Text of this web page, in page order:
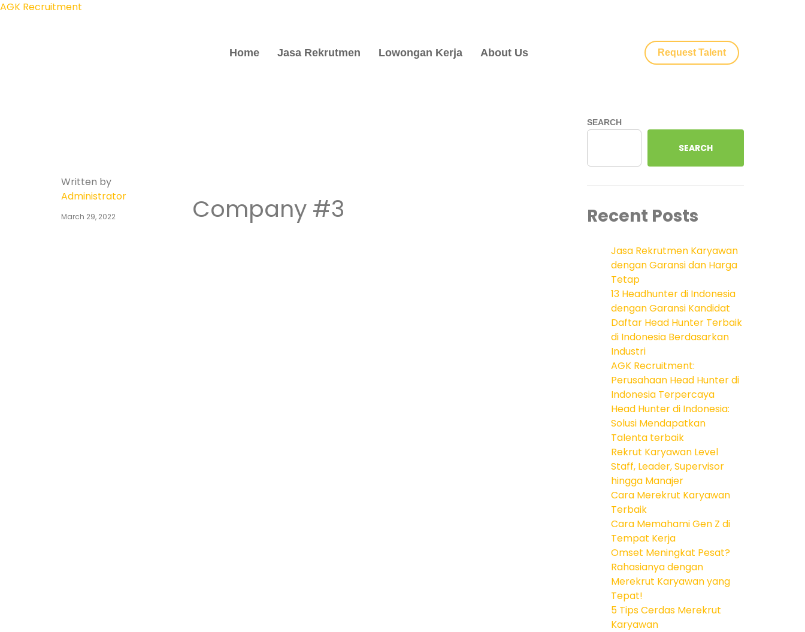
AGK Recruitment
Home Jasa Rekrutmen Lowongan Kerja About Us Request Talent
Written by
Administrator
March 29, 2022 Company #3
SEARCH
SEARCH
Recent Posts
Jasa Rekrutmen Karyawan
dengan Garansi dan Harga
Tetap
13 Headhunter di Indonesia
dengan Garansi Kandidat
Daftar Head Hunter Terbaik
di Indonesia Berdasarkan
Industri
AGK Recruitment:
Perusahaan Head Hunter di
Indonesia Terpercaya
Head Hunter di Indonesia:
Solusi Mendapatkan
Talenta terbaik
Rekrut Karyawan Level
Staff, Leader, Supervisor
hingga Manajer
Cara Merekrut Karyawan
Terbaik
Cara Memahami Gen Z di
Tempat Kerja
Omset Meningkat Pesat?
Rahasianya dengan
Merekrut Karyawan yang
Tepat!
5 Tips Cerdas Merekrut
Karyawan